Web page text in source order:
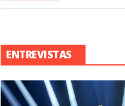
ENTREVISTAS